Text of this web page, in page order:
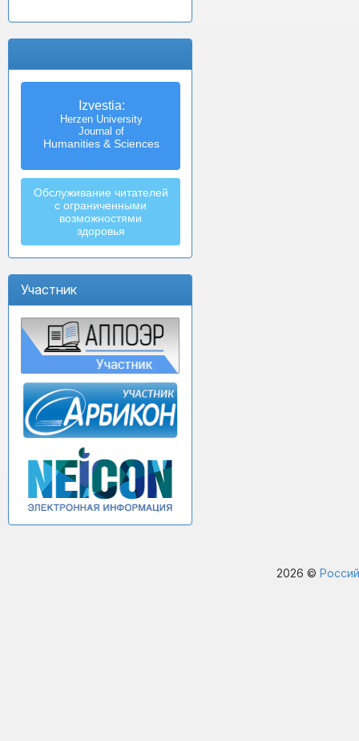
Izvestia:
Herzen University
Journal of
Humanities & Sciences
Обслуживание читателей
с ограниченными
возможностями
здоровья
Участник
2026 ©